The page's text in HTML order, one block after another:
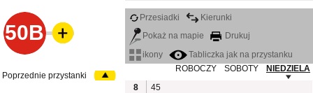
50B
Przesiadki
Kierunki
Pokaż na mapie
Drukuj
ikony
Tabliczka jak na przystanku
ROBOCZY
SOBOTY
NIEDZIELA
8
45
Poprzednie przystanki